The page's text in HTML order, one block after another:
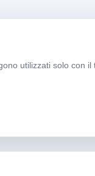
feriali
utilizzati solo con il